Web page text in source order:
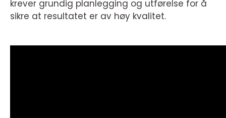
krever grundig planlegging og utførelse for å
sikre at resultatet er av høy kvalitet.